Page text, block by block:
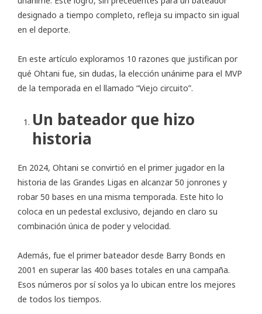
designado a tiempo completo, refleja su impacto sin igual
en el deporte.
En este artículo exploramos 10 razones que justifican por
qué Ohtani fue, sin dudas, la elección unánime para el MVP
de la temporada en el llamado “Viejo circuito”.
Un bateador que hizo
historia
En 2024, Ohtani se convirtió en el primer jugador en la
historia de las Grandes Ligas en alcanzar 50 jonrones y
robar 50 bases en una misma temporada. Este hito lo
coloca en un pedestal exclusivo, dejando en claro su
combinación única de poder y velocidad.
Además, fue el primer bateador desde Barry Bonds en
2001 en superar las 400 bases totales en una campaña.
Esos números por sí solos ya lo ubican entre los mejores
de todos los tiempos.